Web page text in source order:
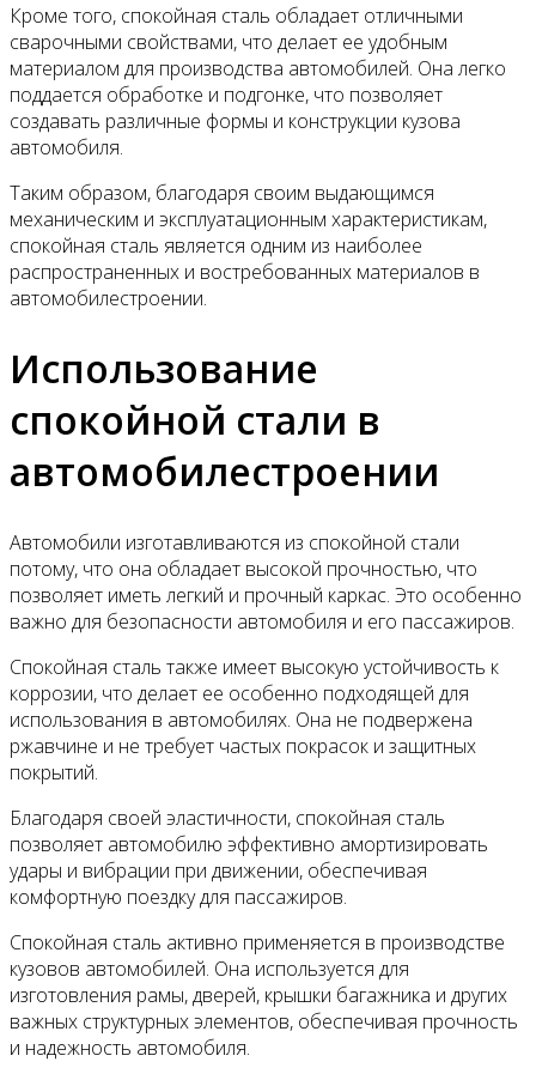
Кроме того, спокойная сталь обладает отличными
сварочными свойствами, что делает ее удобным
материалом для производства автомобилей. Она легко
поддается обработке и подгонке, что позволяет
создавать различные формы и конструкции кузова
автомобиля.
Таким образом, благодаря своим выдающимся
механическим и эксплуатационным характеристикам,
спокойная сталь является одним из наиболее
распространенных и востребованных материалов в
автомобилестроении.
Использование
спокойной стали в
автомобилестроении
Автомобили изготавливаются из спокойной стали
потому, что она обладает высокой прочностью, что
позволяет иметь легкий и прочный каркас. Это особенно
важно для безопасности автомобиля и его пассажиров.
Спокойная сталь также имеет высокую устойчивость к
коррозии, что делает ее особенно подходящей для
использования в автомобилях. Она не подвержена
ржавчине и не требует частых покрасок и защитных
покрытий.
Благодаря своей эластичности, спокойная сталь
позволяет автомобилю эффективно амортизировать
удары и вибрации при движении, обеспечивая
комфортную поездку для пассажиров.
Спокойная сталь активно применяется в производстве
кузовов автомобилей. Она используется для
изготовления рамы, дверей, крышки багажника и других
важных структурных элементов, обеспечивая прочность
и надежность автомобиля.